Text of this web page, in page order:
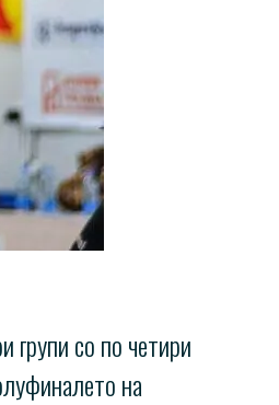
групи со по четири
на